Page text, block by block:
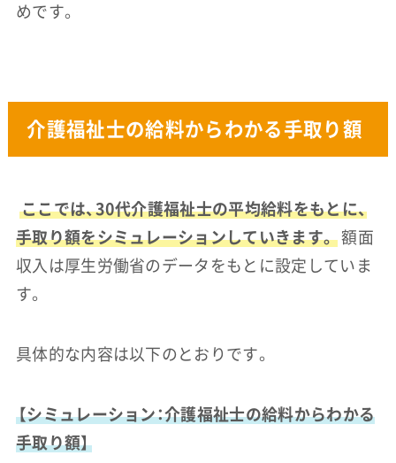
めです。
介護福祉士の給料からわかる手取り額
ここでは、30代介護福祉士の平均給料をもとに、
手取り額をシミュレーションしていきます。 額面
収入は厚生労働省のデータをもとに設定していま
す。
具体的な内容は以下のとおりです。
【シミュレーション：介護福祉士の給料からわかる
手取り額】